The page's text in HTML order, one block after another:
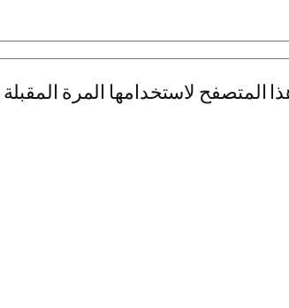
المتصفح لاستخدامها المرة